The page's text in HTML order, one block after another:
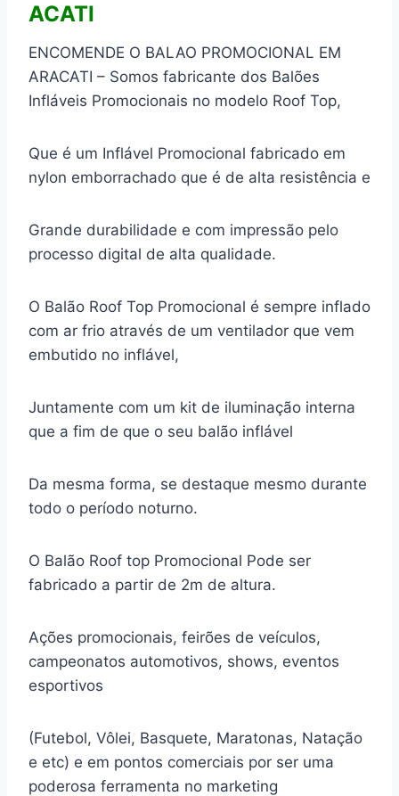
ACATI
ENCOMENDE O BALAO PROMOCIONAL EM
ARACATI – Somos fabricante dos Balões
Infláveis Promocionais no modelo Roof Top,
Que é um Inflável Promocional fabricado em
nylon emborrachado que é de alta resistência e
Grande durabilidade e com impressão pelo
processo digital de alta qualidade.
O Balão Roof Top Promocional é sempre inflado
com ar frio através de um ventilador que vem
embutido no inflável,
Juntamente com um kit de iluminação interna
que a fim de que o seu balão inflável
Da mesma forma, se destaque mesmo durante
todo o período noturno.
O Balão Roof top Promocional Pode ser
fabricado a partir de 2m de altura.
Ações promocionais, feirões de veículos,
campeonatos automotivos, shows, eventos
esportivos
(Futebol, Vôlei, Basquete, Maratonas, Natação
e etc) e em pontos comerciais por ser uma
poderosa ferramenta no marketing